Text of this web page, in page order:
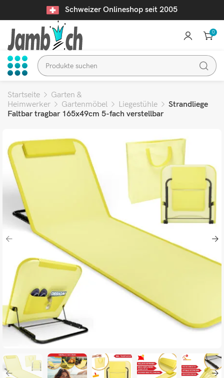
Schweizer Onlineshop seit 2005
0
Startseite
Garten &
Heimwerker
Gartenmöbel Liegestühle
Strandliege
Faltbar tragbar 165x49cm 5-fach verstellbar